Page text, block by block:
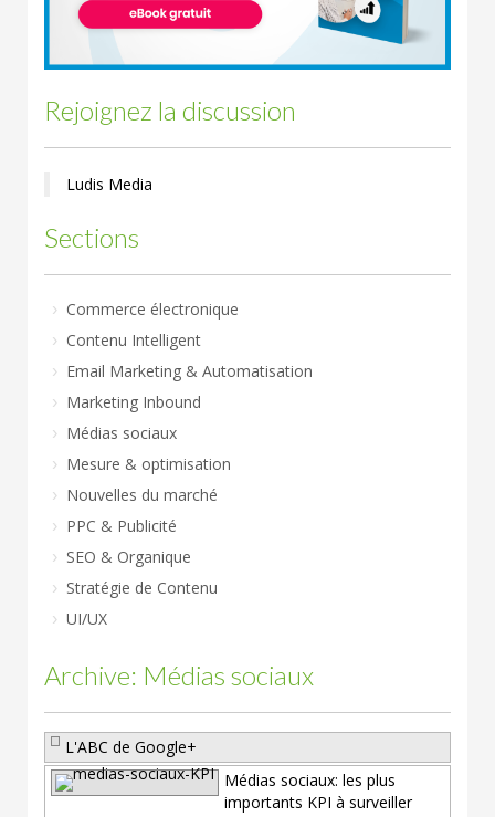
Rejoignez la discussion
Ludis Media
Sections
Commerce électronique
Contenu Intelligent
Email Marketing & Automatisation
Marketing Inbound
Médias sociaux
Mesure & optimisation
Nouvelles du marché
PPC & Publicité
SEO & Organique
Stratégie de Contenu
UI/UX
Archive: Médias sociaux
L'ABC de Google+
Médias sociaux: les plus
importants KPI à surveiller